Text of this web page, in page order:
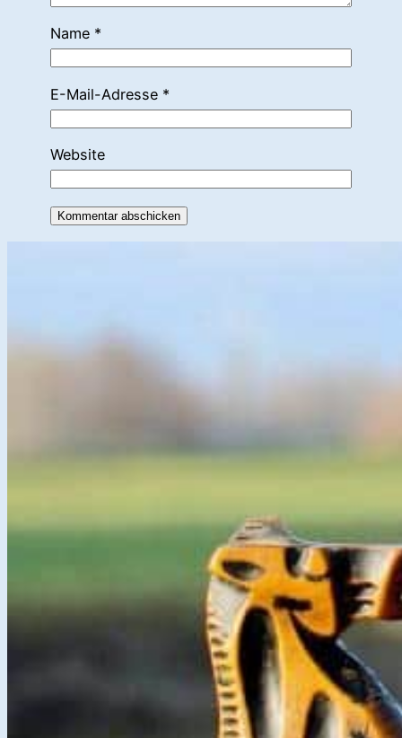
Name *
E-Mail-Adresse *
Website